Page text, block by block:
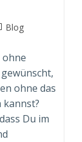
Blog
ohne
ohne das
kannst?
Du im